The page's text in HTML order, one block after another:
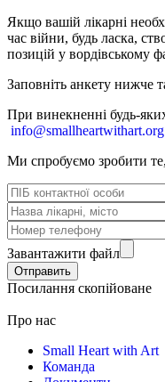
Якщо вашій лікарні
час війни, будь ласка,
позицій у вордівському
Заповніть анкету нижче
При винекненні будь-
info@smallheartwithart.org
Ми спробуємо зробити
Завантажити файл
Посилання скопійоване
Про нас
Small Heart with Art
Команда